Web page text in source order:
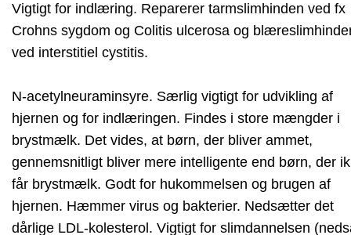
Vigtigt for indlæring. Reparerer tarmslimhinden ved fx
Crohns sygdom og Colitis ulcerosa og
ved interstitiel cystitis.
N-acetylneuraminsyre. Særlig vigtigt for udvikling af
hjernen og for indlæringen. Findes i store mængder i
brystmælk. Det vides, at børn, der bliver ammet,
gennemsnitligt bliver mere intelligente end børn, der
får brystmælk. Godt for hukommelsen og brugen af
hjernen. Hæmmer virus og bakterier. Nedsætter det
dårlige LDL-kolesterol. Vigtigt for slimdannelsen